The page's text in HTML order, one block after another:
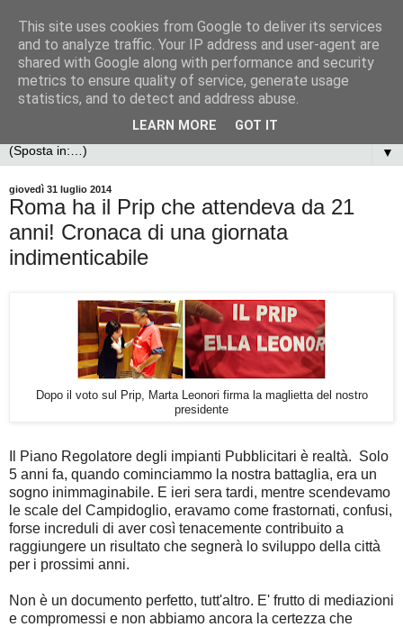
▼
giovedì 31 luglio 2014
Roma ha il Prip che attendeva da 21
anni! Cronaca di una giornata
indimenticabile
Dopo il voto sul Prip, Marta Leonori firma la maglietta del nostro
presidente
Il Piano Regolatore degli impianti Pubblicitari è realtà. Solo
5 anni fa, quando cominciammo la nostra battaglia, era un
sogno inimmaginabile. E ieri sera tardi, mentre scendevamo
le scale del Campidoglio, eravamo come frastornati, confusi,
forse increduli di aver così tenacemente contribuito a
raggiungere un risultato che segnerà lo sviluppo della città
per i prossimi anni.
Non è un documento perfetto, tutt'altro. E' frutto di mediazioni
e compromessi e non abbiamo ancora la certezza che
This site uses cookies from Google to deliver its services
and to analyze traffic. Your IP address and user-agent are
shared with Google along with performance and security
metrics to ensure quality of service, generate usage
statistics, and to detect and address abuse.
LEARN MORE GOT IT